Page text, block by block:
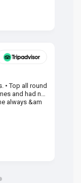
• Top all round
and had no
always &am